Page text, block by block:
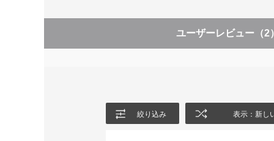
ユーザーレビュー （2
絞り込み 表示：新し